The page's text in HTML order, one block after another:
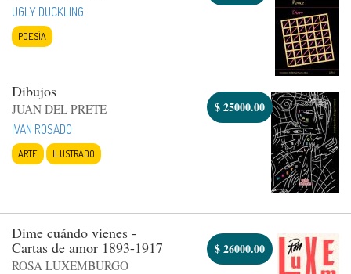
UGLY DUCKLING
POESÍA
Dibujos
JUAN DEL PRETE
IVAN ROSADO
ARTE ILUSTRADO
$25000.00
Dime cuándo vienes -
Cartas de amor 1893-1917
ROSA LUXEMBURGO
$26000.00